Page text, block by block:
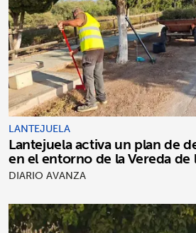
LANTEJUELA
Lantejuela activa un plan de
en el entorno de la Vereda de
DIARIO AVANZA